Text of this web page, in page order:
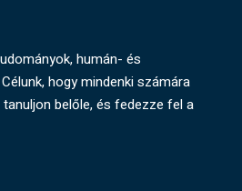
humán- és
hogy mindenki számára
belőle, és fedezze fel a